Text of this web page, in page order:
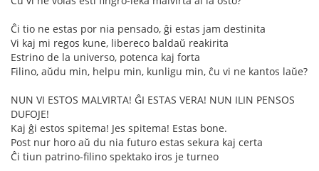
Ĉi tio ne estas por nia pensado, ĝi estas jam destinita
Vi kaj mi regos kune, libereco baldaŭ reakirita
Estrino de la universo, potenca kaj forta
Filino, aŭdu min, helpu min, kunligu min, ĉu vi ne kantos laŭe?
NUN VI ESTOS MALVIRTA! ĜI ESTAS VERA! NUN ILIN PENSOS
DUFOJE!
Kaj ĝi estos spitema! Jes spitema! Estas bone.
Post nur horo aŭ du nia futuro estas sekura kaj certa
Ĉi tiun patrino-filino spektako iros je turneo